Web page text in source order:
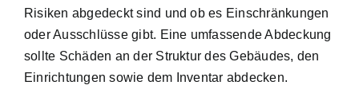
Risiken abgedeckt sind und ob es Einschränkungen
oder Ausschlüsse gibt. Eine umfassende Abdeckung
sollte Schäden an der Struktur des Gebäudes, den
Einrichtungen sowie dem Inventar abdecken.